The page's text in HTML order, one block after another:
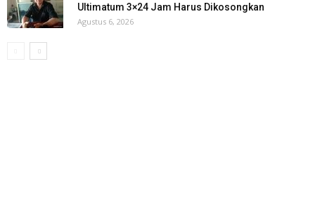
Ultimatum 3×24 Jam Harus Dikosongkan
Agustus 6, 2026